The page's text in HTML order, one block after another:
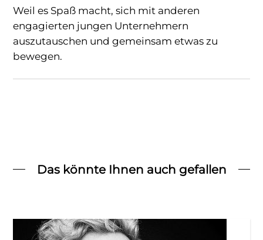
Weil es Spaß macht, sich mit anderen
engagierten jungen Unternehmern
auszutauschen und gemeinsam etwas zu
bewegen.
Das könnte Ihnen auch gefallen